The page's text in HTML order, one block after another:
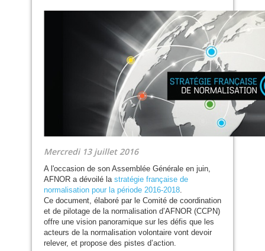
Mercredi 13 juillet 2016
A l'occasion de son Assemblée Générale en juin,
AFNOR a dévoilé la stratégie française de
normalisation pour la période 2016-2018.
Ce document, élaboré par le Comité de coordination
et de pilotage de la normalisation d’AFNOR (CCPN)
offre une vision panoramique sur les défis que les
acteurs de la normalisation volontaire vont devoir
relever, et propose des pistes d’action.